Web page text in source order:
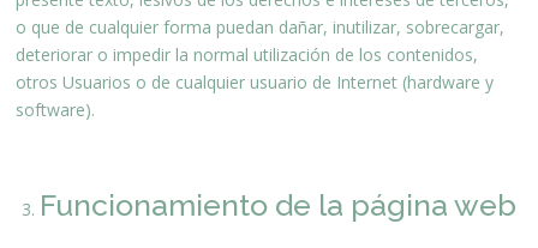
o que de cualquier forma puedan dañar, inutilizar, sobrecargar,
deteriorar o impedir la normal utilización de los contenidos,
otros Usuarios o de cualquier usuario de Internet (hardware y
software).
Funcionamiento de la página web